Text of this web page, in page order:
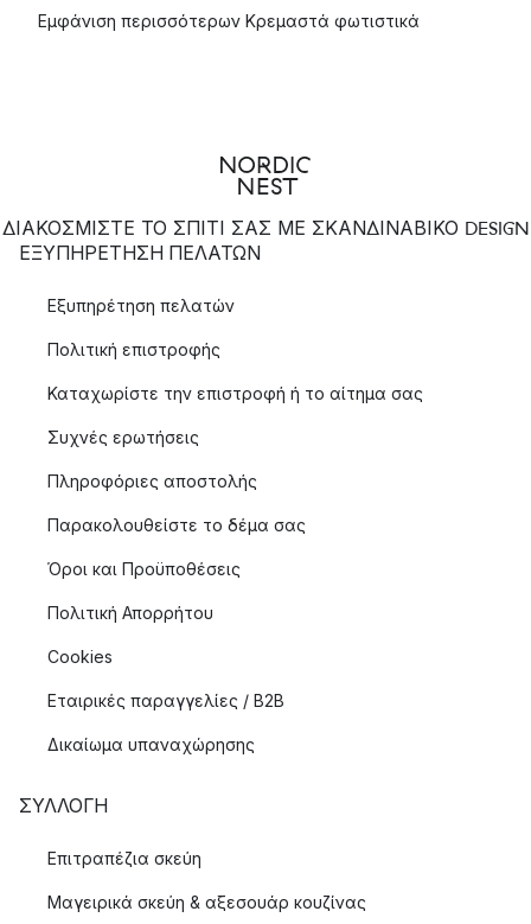
Εμφάνιση περισσότερων Κρεμαστά φωτιστικά
ΔΙΑΚΟΣΜΙΣΤΕ ΤΟ ΣΠΙΤΙ ΣΑΣ ΜΕ ΣΚΑΝΔΙΝΑΒΙΚΟ DESIGN
ΕΞΥΠΗΡΈΤΗΣΗ ΠΕΛΑΤΏΝ
Εξυπηρέτηση πελατών
Πολιτική επιστροφής
Καταχωρίστε την επιστροφή ή το αίτημα σας
Συχνές ερωτήσεις
Πληροφόριες αποστολής
Παρακολουθείστε το δέμα σας
Όροι και Προϋποθέσεις
Πολιτική Απορρήτου
Cookies
Εταιρικές παραγγελίες / B2B
Δικαίωμα υπαναχώρησης
ΣΥΛΛΟΓΉ
Επιτραπέζια σκεύη
Μαγειρικά σκεύη & αξεσουάρ κουζίνας